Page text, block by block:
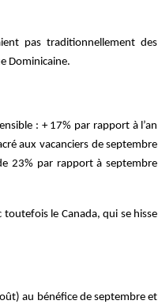
pas traditionnellement des
Dominicaine.
: + 17% par rapport à l’an
aux vacanciers de septembre
23% par rapport à septembre
toutefois le Canada, qui se hisse
au bénéfice de septembre et